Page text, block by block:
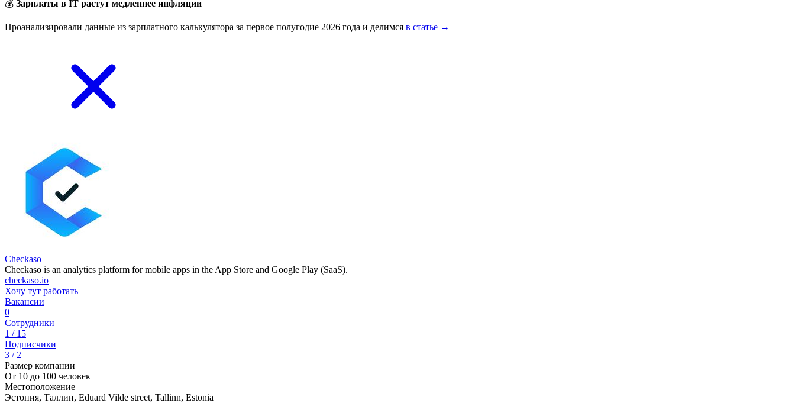
💰 Зарплаты в IT растут медленнее инфляции
Проанализировали данные из зарплатного калькулятора за первое полугодие 2026 года и делимся в статье →
Checkaso
Checkaso is an analytics platform for mobile apps in the App Store and Google Play (SaaS).
checkaso.io
Хочу тут работать
Вакансии
0
Сотрудники
1 / 15
Подписчики
3 / 2
Размер компании
От 10 до 100 человек
Местоположение
Эстония, Таллин, Eduard Vilde street, Tallinn, Estonia